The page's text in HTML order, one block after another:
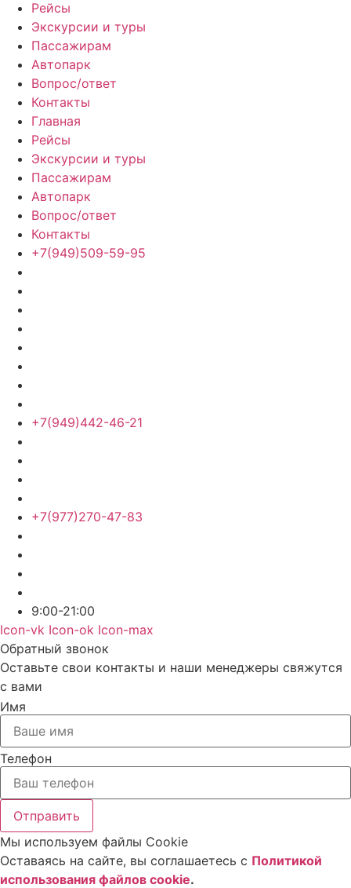
Рейсы
Экскурсии и туры
Пассажирам
Автопарк
Вопрос/ответ
Контакты
Главная
Рейсы
Экскурсии и туры
Пассажирам
Автопарк
Вопрос/ответ
Контакты
+7(949)509-59-95
+7(949)442-46-21
+7(977)270-47-83
9:00-21:00
Icon-vk Icon-ok Icon-max
Обратный звонок
Оставьте свои контакты и наши менеджеры свяжутся
с вами
Имя
Телефон
Отправить
Мы используем файлы Cookie
Оставаясь на сайте, вы соглашаетесь c Политикой
использования файлов cookie.